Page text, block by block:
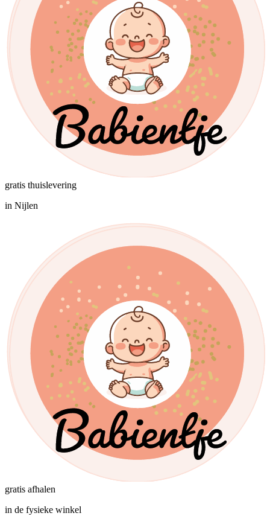
gratis thuislevering
in Nijlen
gratis afhalen
in de fysieke winkel